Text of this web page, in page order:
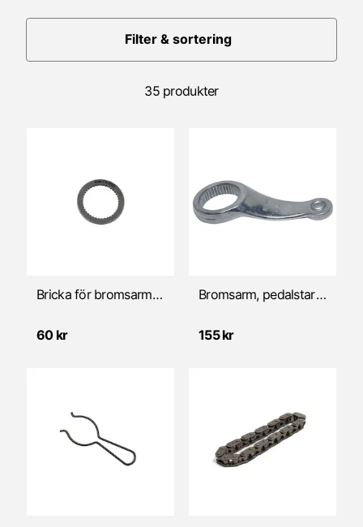
Koppling
Litteratur
Motorblock/Motorkåpor
Packningar & Packboxar
Vevparti/reservdelar
Filter & sortering
35 produkter
Bricka för bromsarm (Sachs 50/3 LS handvxl/pedalstart)
60 kr
Bromsarm, pedalstart (Sachs 50/2, 50/3)
155 kr